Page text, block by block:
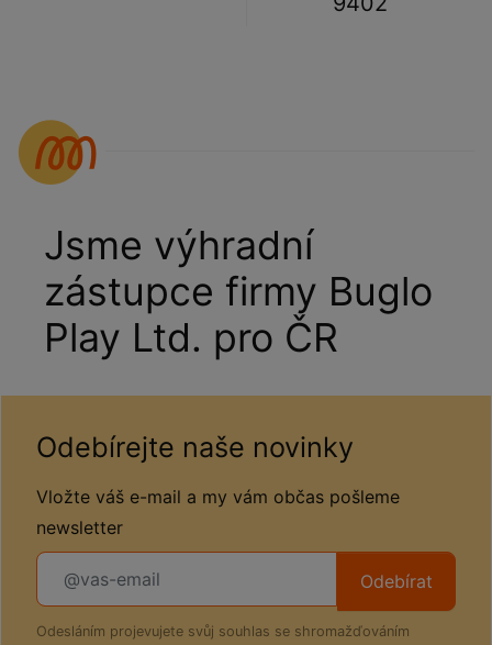
Jsme výhradní
zástupce firmy Buglo
Play Ltd. pro ČR
Odebírejte naše novinky
Vložte váš e-mail a my vám občas pošleme
newsletter
Odebírat
Odesláním projevujete svůj souhlas se shromažďováním